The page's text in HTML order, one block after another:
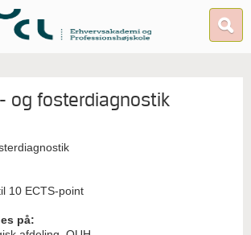
og fosterdiagnostik
10 ECTS-point
på: